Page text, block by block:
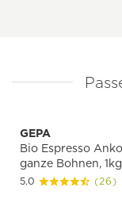
GEPA
Bio Espresso
ganze Bohnen, 1kg
5.0 (26)